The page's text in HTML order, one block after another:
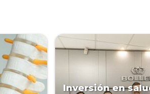
Inversión en